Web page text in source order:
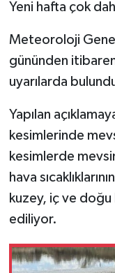
Yeni hafta çok
Meteoroloji
gününden
uyarılarda
Yapılan
kesimlerinde
kesimlerde
hava
kuzey, iç ve
ediliyor.